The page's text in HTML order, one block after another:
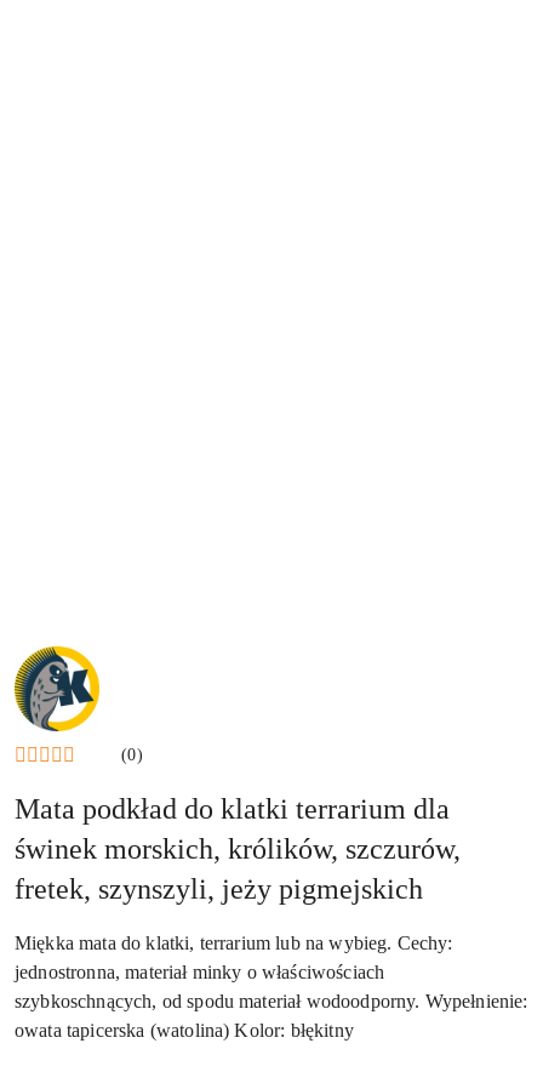
NAZWA
PRODUCENTA:
KRAINA
TUPTUSIA
(0)
Mata podkład do klatki terrarium dla
świnek morskich, królików, szczurów,
fretek, szynszyli, jeży pigmejskich
Miękka mata do klatki, terrarium lub na wybieg. Cechy:
jednostronna, materiał minky o właściwościach
szybkoschnących, od spodu materiał wodoodporny. Wypełnienie:
owata tapicerska (watolina) Kolor: błękitny